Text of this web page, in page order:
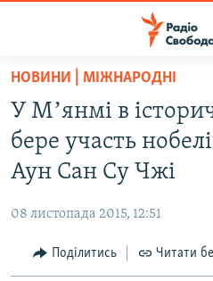
Перейти
основного
матеріалу
Перейти
до
основної
Перейти
до
ВСЕ ЗА ДОБУ
СТАТТІ
ЕКОНОМІКА
СУСПІЛЬСТВО
РОСІЙСЬКА «ФІЛЬТРАЦІЯ»
ДОНБАС.РЕАЛІЇ
НОВИНИ | МІЖНАРОДНІ
У Мʼянмі в
бере участь
Аун Сан Су Чжі
08 листопада 2015, 12:51
Поділитись Читати